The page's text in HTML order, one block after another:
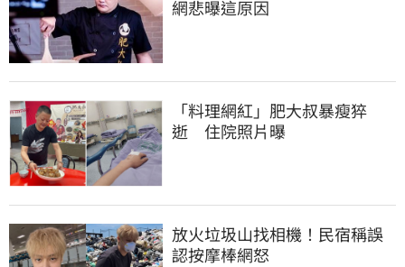
網悲曝這原因
「料理網紅」肥大叔暴瘦猝
逝　住院照片曝
放火垃圾山找相機！民宿稱誤
認按摩棒網怒